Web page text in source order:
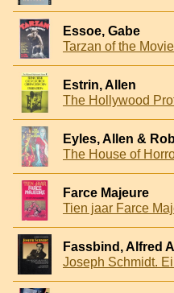
Essoe, Gabe
Estrin, Allen
Farce Majeure
Fassbind, Alfred